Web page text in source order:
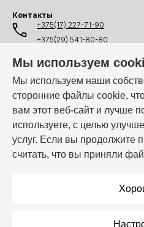
Мы используем
Мы используем наши
сторонние файлы cookie,
вам этот веб-сайт и лучше
используете, с целью
услуг. Если вы продолжите
считать, что вы приняли
Контакты
+375(17) 227-71-90
+375(29) 541-80-80
+375(44) 541-80-80
info@i-ven.by
Мы в
Режим работы: